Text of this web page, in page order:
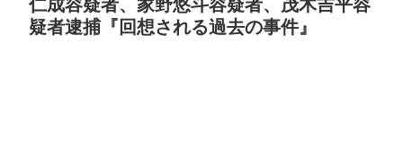
仁成容疑者、家野悠斗容疑者、茂木吉平容
疑者逮捕『回想される過去の事件』